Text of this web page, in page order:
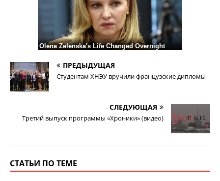
ПРЕДЫДУЩАЯ
Студентам ХНЭУ вручили французские дипломы
СЛЕДУЮЩАЯ
Третий выпуск программы «Хроники» (видео)
СТАТЬИ ПО ТЕМЕ